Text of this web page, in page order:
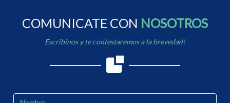
COMUNICATE CON NOSOTROS
Escribinos y te contestaremos a la brevedad!